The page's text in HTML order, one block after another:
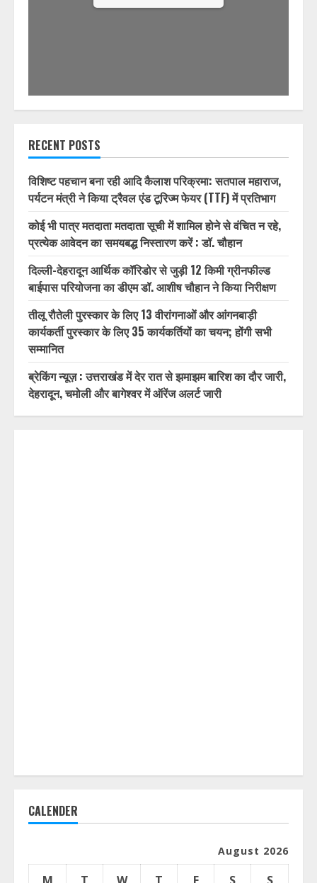
RECENT POSTS
विशिष्ट पहचान बना रही आदि कैलाश परिक्रमा: सतपाल महाराज,
पर्यटन मंत्री ने किया ट्रैवल एंड टूरिज्म फेयर (TTF) में प्रतिभाग
कोई भी पात्र मतदाता मतदाता सूची में शामिल होने से वंचित न रहे,
प्रत्येक आवेदन का समयबद्ध निस्तारण करें : डॉ. चौहान
दिल्ली-देहरादून आर्थिक कॉरिडोर से जुड़ी 12 किमी ग्रीनफील्ड
बाईपास परियोजना का डीएम डॉ. आशीष चौहान ने किया निरीक्षण
तीलू रौतेली पुरस्कार के लिए 13 वीरांगनाओं और आंगनबाड़ी
कार्यकर्ती पुरस्कार के लिए 35 कार्यकर्तियों का चयन; होंगी सभी
सम्मानित
ब्रेकिंग न्यूज़ : उत्तराखंड में देर रात से झमाझम बारिश का दौर जारी,
देहरादून, चमोली और बागेश्वर में ऑरेंज अलर्ट जारी
CALENDER
August 2026